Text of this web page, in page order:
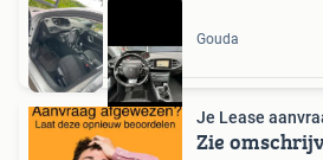
Gouda
Je Lease
Zie